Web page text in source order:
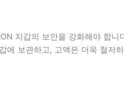
지갑의 보안을 강화해야 합
에 보관하고, 고액은 더욱 철저